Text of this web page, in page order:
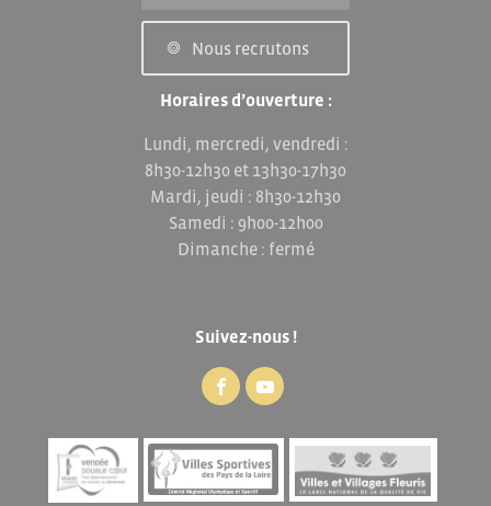
Nous recrutons
Horaires d’ouverture :
Lundi, mercredi, vendredi :
8h30-12h30 et 13h30-17h30
Mardi, jeudi : 8h30-12h30
Samedi : 9h00-12h00
Dimanche : fermé
Suivez-nous !